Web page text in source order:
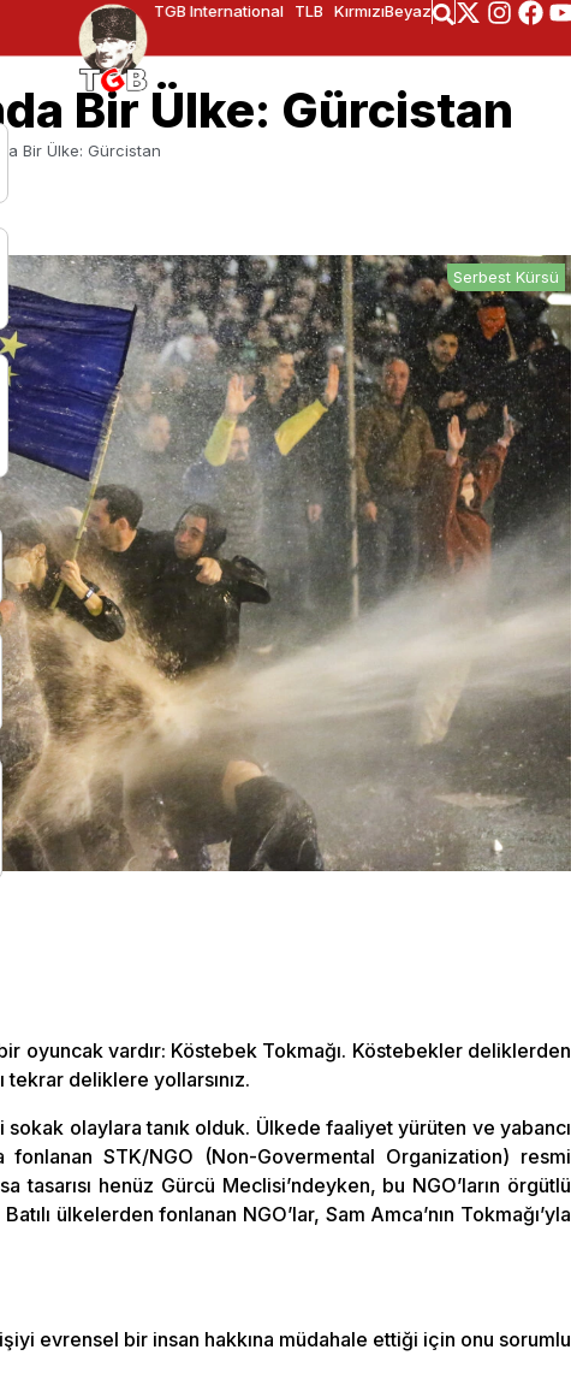
TGB International TLB KırmızıBeyaz
Bir Ülke: Gürcistan
Bir Ülke: Gürcistan
Serbest Kürsü
oyuncak vardır: Köstebek Tokmağı. Köstebekler deliklerden
tekrar deliklere yollarsınız.
olaylara tanık olduk. Ülkede faaliyet yürüten ve yabancı
STK/NGO (Non-Govermental Organization) resmi
tasarısı henüz Gürcü Meclisi’ndeyken, bu NGO’ların örgütlü
ülkelerden fonlanan NGO’lar, Sam Amca’nın Tokmağı’yla
evrensel bir insan hakkına müdahale ettiği için onu sorumlu